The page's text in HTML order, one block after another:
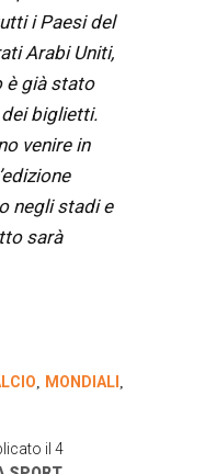
i Paesi del
Arabi Uniti,
è già stato
biglietti.
venire in
negli stadi e
sarà
, MONDIALI ,
il 4